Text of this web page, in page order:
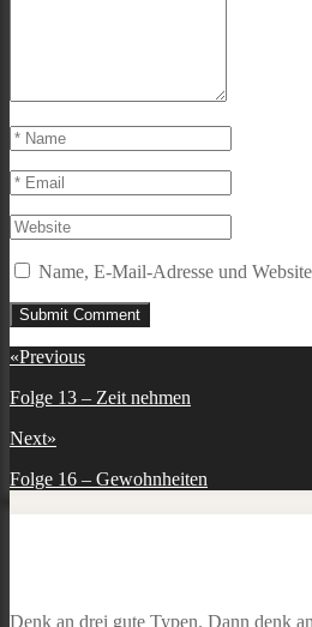
Name, E-Mail-Adresse und
Beitragsnavigation
«Previous
Previous
Folge 13 – Zeit nehmen
Next»
Next
Folge 16 – Gewohnheiten
Denk an drei gute Typen. Dann denk